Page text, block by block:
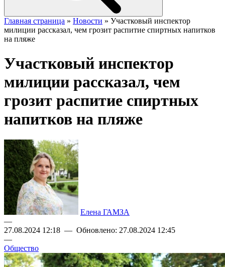
Главная страница » Новости » Участковый инспектор
милиции рассказал, чем грозит распитие спиртных напитков
на пляже
Участковый инспектор
милиции рассказал, чем
грозит распитие спиртных
напитков на пляже
Елена ГАМЗА
—
27.08.2024 12:18 — Обновлено: 27.08.2024 12:45
—
Общество